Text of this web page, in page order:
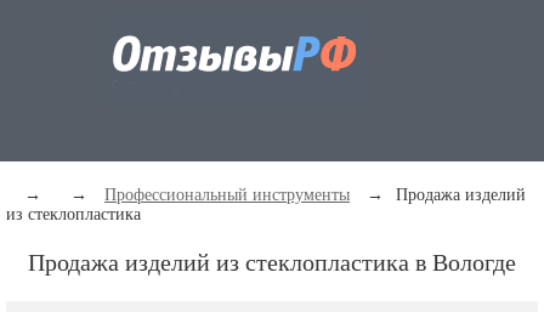
→ → Профессиональный инструменты →
Продажа изделий
из стеклопластика
Продажа изделий из стеклопластика в Вологде